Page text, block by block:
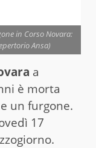
in Corso Novara:
Ansa)
a
è morta
un furgone.
17